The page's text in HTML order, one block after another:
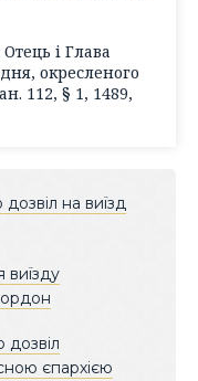
і Глава
окресленого
112, § 1, 1489,
на виїзд
виїзду
єпархією